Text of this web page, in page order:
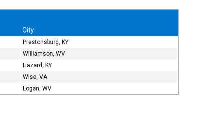
City
Prestonsburg, KY
Williamson, WV
Hazard, KY
Wise, VA
Logan, WV